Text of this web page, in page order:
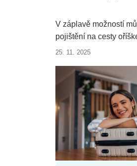
V záplavě možností
pojištění na cesty
nevyplácí se bez něho
záda. Jaké je nejlepší
25. 11. 2025